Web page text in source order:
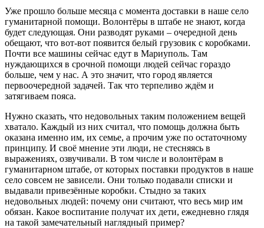
Уже прошло больше месяца с момента доставки в наше село
гуманитарной помощи. Волонтёры в штабе не знают, когда
будет следующая. Они разводят руками – очередной день
обещают, что вот-вот появится белый грузовик с коробками.
Почти все машины сейчас едут в Мариуполь. Там
нуждающихся в срочной помощи людей сейчас гораздо
больше, чем у нас. А это значит, что город является
первоочередной задачей. Так что терпеливо ждём и
затягиваем пояса.
Нужно сказать, что недовольных таким положением вещей
хватало. Каждый из них считал, что помощь должна быть
оказана именно им, их семье, а прочим уже по остаточному
принципу. И своё мнение эти люди, не стесняясь в
выражениях, озвучивали. В том числе и волонтёрам в
гуманитарном штабе, от которых поставки продуктов в наше
село совсем не зависели. Они только подавали списки и
выдавали привезённые коробки. Стыдно за таких
недовольных людей: почему они считают, что весь мир им
обязан. Какое воспитание получат их дети, ежедневно глядя
на такой замечательный наглядный пример?